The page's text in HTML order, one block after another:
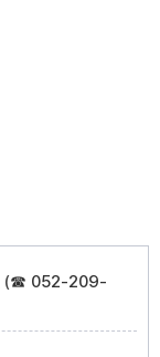
(☎ 052-209-